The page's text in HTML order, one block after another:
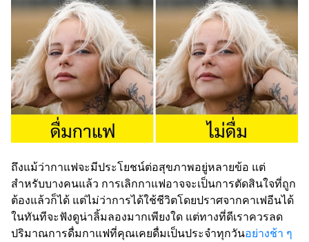
ถึงแม้ว่ากาแฟจะมีประโยชน์ต่อสุขภาพอยู่หลายข้อ แต่
สำหรับบางคนแล้ว การเลิกกาแฟอาจจะเป็นการตัดสินใจที่ถูก
ต้องแล้วก็ได้ แต่ไม่ว่าการได้ใช้ชีวิตโดยปราศจากคาเฟอีนได้
ในทันทีจะฟังดูน่าลิ้มลองมากเพียงใด แต่ทางที่ดีเราควรลด
ปริมาณการดื่มกาแฟที่คุณเคยดื่มเป็นประจำทุกวันอย่างช้า ๆ